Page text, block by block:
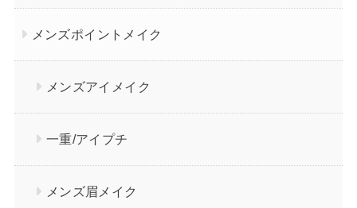
メンズポイントメイク
メンズアイメイク
一重/アイプチ
メンズ眉メイク